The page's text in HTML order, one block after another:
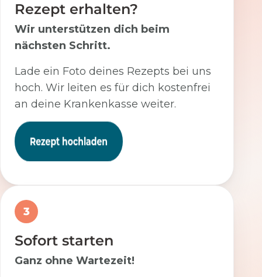
Rezept erhalten?
Wir unterstützen dich beim
nächsten Schritt.
Lade ein Foto deines Rezepts bei uns
hoch. Wir leiten es für dich kostenfrei
an deine Krankenkasse weiter.
3
Sofort starten
Ganz ohne Wartezeit!